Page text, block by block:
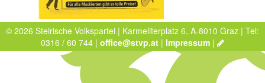
© 2026 Steirische Volkspartei | Karmeliterplatz 6, A-8010 Graz | Tel:
0316 / 60 744 | office@stvp.at | Impressum |